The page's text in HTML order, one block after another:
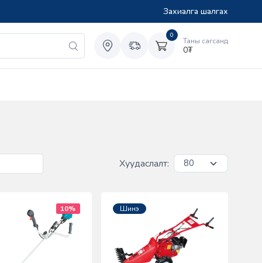
Захиалга шалгах
0
Таны сагсанд
0₮
Хуудаслалт:
10% Шинэ